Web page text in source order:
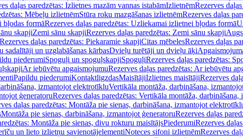
daļas paredzētas: Izlietnes mazām vannas istabāmIzlietnēmRezerves
Mēbeļu izlietnēmStūra roku mazgāšanas izlietnēmRezerves daļas
bļodas formāRezerves daļas paredzētas: Uzliekamai izlietnei bļodas formā
skapjiZemi sānu skapjiRezerves daļas paredzētas: Zemi sānu skapji
Rezerves daļas paredzētas: Piekaramie skapjiCitas mēbelesRezerves daļas
sadalītāji un uzglabāšanas kārbasDvieļu turētāji un dvieļu āķi
piederumiSpoguļi un spoguļskapjiSpoguļiRezerves daļas paredzētas:
Ar iebūvētu apgaismojumuRezerves daļas paredzētas: Ar iebūvētu
Papildu piederumiKontaktligzdasMaisītājiIzlietnes maisītājiRezerves
izmantojot elektrotīkluVertikāla montāža, darbināšana,
ģeneratoruRezerves daļas paredzētas: Vertikāla montāža,
daļas paredzētas: Montāža pie sienas, darbināšana, izmantojot
Montāža pie sienas, darbināšana, izmantojot ģeneratoruRezerves daļas
Montāža pie sienas, divu rokturu maisītājsPiederumiRezerves
un lieto izlietņu savienotājelementiNoteces sifoni izlietnēmRezerves